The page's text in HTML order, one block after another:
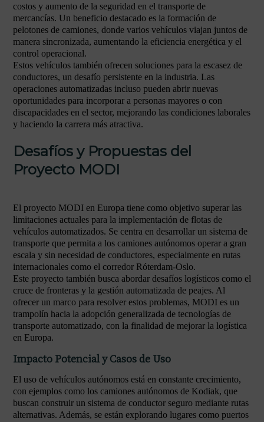
costos y aumento de la seguridad en el transporte de
mercancías. Un beneficio destacado es la formación de
pelotones de camiones, donde varios vehículos viajan juntos de
manera sincronizada, aumentando la eficiencia energética y el
control operacional.
Estos vehículos también ofrecen soluciones para la escasez de
conductores, un desafío persistente en la industria. Las
operaciones automatizadas incluso pueden abrir nuevas
oportunidades para incorporar a personas mayores o con
discapacidades en el sector, mejorando las condiciones laborales
y haciendo la carrera más atractiva.
Desafíos y Propuestas del
Proyecto MODI
El proyecto MODI en Europa tiene como objetivo superar las
limitaciones actuales para la implementación de flotas de
vehículos automatizados. Se centra en desarrollar un sistema de
transporte que permita a los camiones autónomos operar a gran
escala y sin necesidad de conductores, especialmente en rutas
internacionales como el corredor Róterdam-Oslo.
Este proyecto también busca abordar desafíos logísticos como el
cruce de fronteras y la gestión automatizada de peajes. Al
ofrecer un marco para resolver estos problemas, MODI es un
trampolín hacia la adopción generalizada de tecnologías de
transporte automatizado, con la finalidad de mejorar la logística
en Europa.
Impacto Potencial y Casos de Uso
El uso de vehículos autónomos está en constante crecimiento,
con ejemplos como los camiones autónomos de Kodiak, que
buscan construir un sistema de conductor seguro mediante rutas
alternativas. Además, se están explorando lugares como puertos